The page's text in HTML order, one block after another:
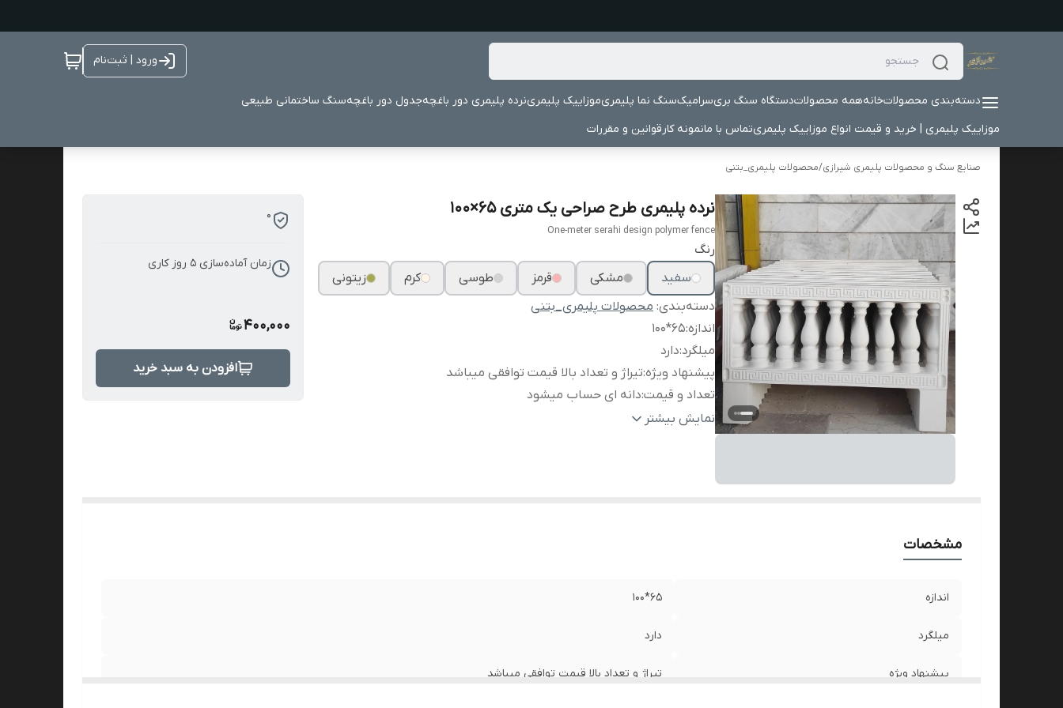
ورود | ثبت‌نام
دسته‌بندی محصولاتخانههمه محصولاتدستگاه سنگ بریسرامیکسنگ نما پلیمریموزاییک پلیمرینرده پلیمری دور باغچهجدول دور باغچهسنگ ساختمانی طبیعی
موزاییک پلیمری | خرید و قیمت انواع موزاییک پلیمریتماس با مانمونه کارقوانین و مقررات
صنایع سنگ و محصولات پلیمری شیرازی/محصولات پلیمری_بتنی
نرده پلیمری طرح صراحی یک متری ۶۵×۱۰۰
One-meter serahi design polymer fence
رنگ
سفید
مشکی قرمز طوسی کرم
زیتونی
دسته‌بندی: محصولات پلیمری_بتنی
اندازه:۶۵*۱۰۰
میلگرد:دارد
پیشنهاد ویژه:تیراژ و تعداد بالا قیمت توافقی میباشد
تعداد و قیمت:دانه ای حساب میشود
تنوع رنگ:سفارش مشتری پذیرفته میشودنمایش بیشتر
0
زمان آماده‌سازی 5 روز کاری
400,000
افزودن به سبد خرید
مشخصات
اندازه ۶۵*۱۰۰
میلگرد دارد
پیشنهاد ویژه تیراژ و تعداد بالا قیمت توافقی میباشد